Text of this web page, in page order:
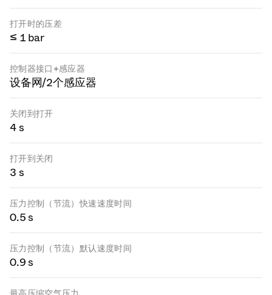
打开时的压差
≤ 1 bar
控制器接口+感应器
设备网/2个感应器
关闭到打开
4 s
打开到关闭
3 s
压力控制（节流）快速速度时间
0.5 s
压力控制（节流）默认速度时间
0.9 s